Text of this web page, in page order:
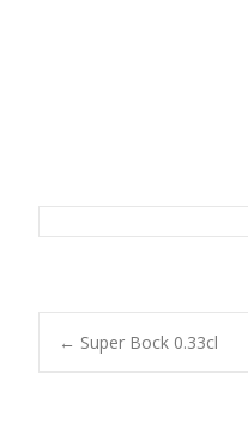
Post
← Super Bock 0.33cl